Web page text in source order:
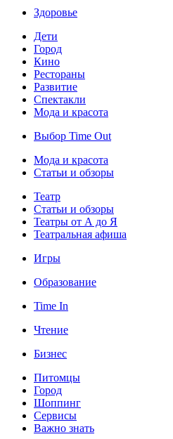
Здоровье
Дети
Город
Кино
Рестораны
Развитие
Спектакли
Мода и красота
Выбор Time Out
Мода и красота
Статьи и обзоры
Театр
Статьи и обзоры
Театры от А до Я
Театральная афиша
Игры
Образование
Time In
Чтение
Бизнес
Питомцы
Город
Шоппинг
Сервисы
Важно знать